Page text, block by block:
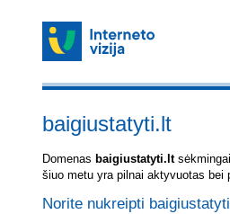
baigiustatyti.lt
Domenas baigiustatyti.lt
šiuo metu yra pilnai aktyvuotas bei
Norite nukreipti